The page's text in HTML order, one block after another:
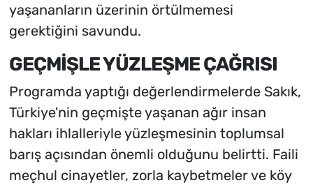
yaşananların üzerinin örtülmemesi
gerektiğini savundu.
GEÇMİŞLE YÜZLEŞME ÇAĞRISI
Programda yaptığı değerlendirmelerde Sakık,
Türkiye'nin geçmişte yaşanan ağır insan
hakları ihlalleriyle yüzleşmesinin toplumsal
barış açısından önemli olduğunu belirtti. Faili
meçhul cinayetler, zorla kaybetmeler ve köy